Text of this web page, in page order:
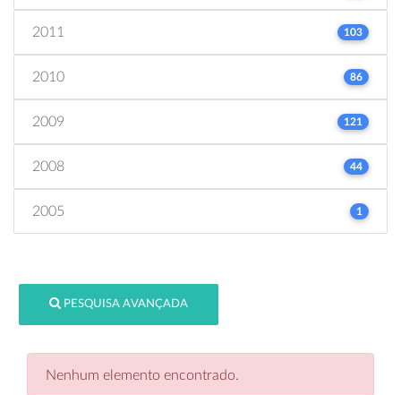
2011 103
2010 86
2009 121
2008 44
2005 1
PESQUISA AVANÇADA
Nenhum elemento encontrado.